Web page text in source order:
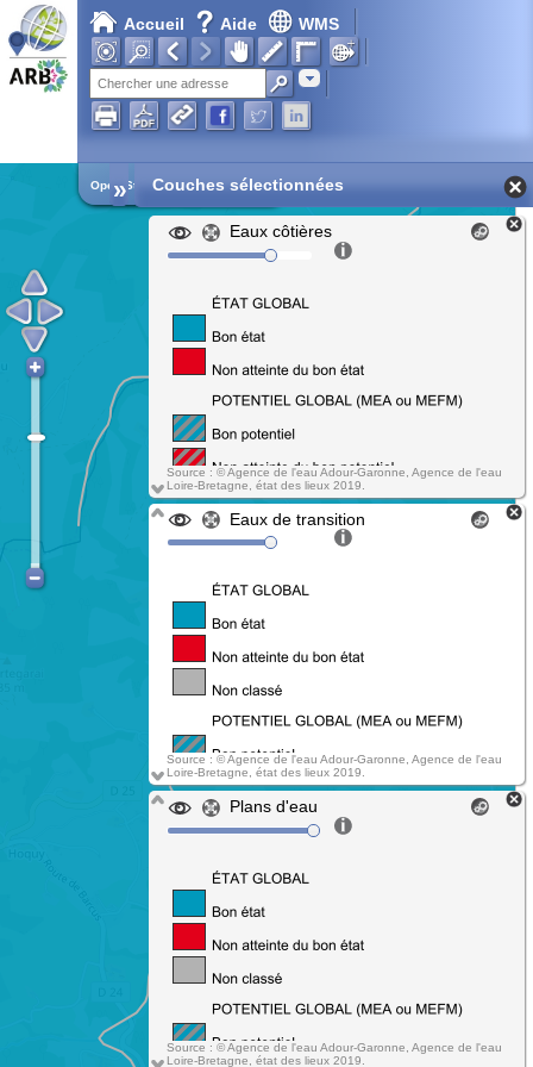
Accueil Aide WMS
Adresse
Open Street Map
» Couches sélectionnées
Eaux côtières
Source : © Agence de l'eau Adour-Garonne, Agence de l'eau
Loire-Bretagne, état des lieux 2019.
Eaux de transition
Source : © Agence de l'eau Adour-Garonne, Agence de l'eau
Loire-Bretagne, état des lieux 2019.
Plans d'eau
Source : © Agence de l'eau Adour-Garonne, Agence de l'eau
Loire-Bretagne, état des lieux 2019.